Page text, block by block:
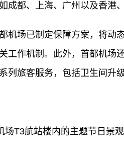
成都、上海、广州以及香港
机场已制定保障方案，将动
工作机制。此外，首都机场
列旅客服务，包括卫生间升
场T3航站楼内的主题节日景